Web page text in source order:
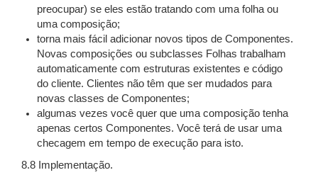
preocupar) se eles estão tratando com uma folha ou
uma composição;
torna mais fácil adicionar novos tipos de Componentes.
Novas composições ou subclasses Folhas trabalham
automaticamente com estruturas existentes e código
do cliente. Clientes não têm que ser mudados para
novas classes de Componentes;
algumas vezes você quer que uma composição tenha
apenas certos Componentes. Você terá de usar uma
checagem em tempo de execução para isto.
8.8 Implementação.